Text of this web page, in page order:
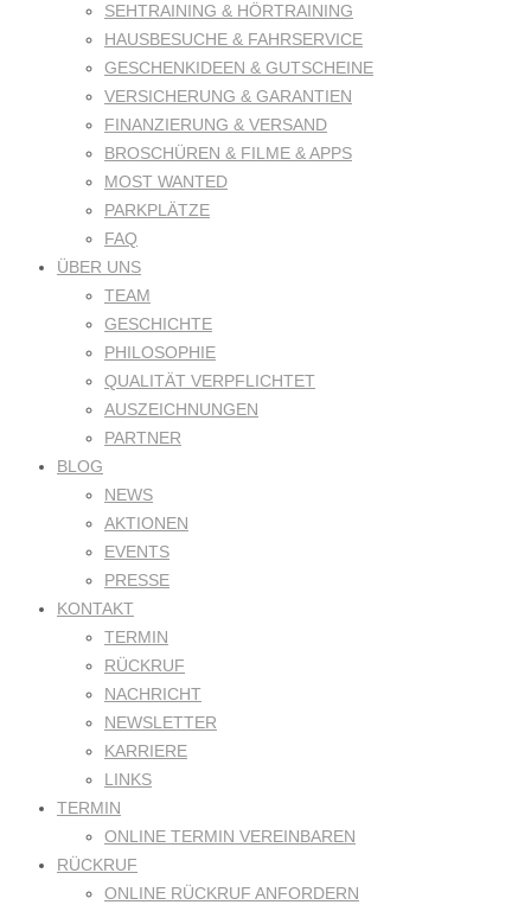
SEHTRAINING & HÖRTRAINING
HAUSBESUCHE & FAHRSERVICE
GESCHENKIDEEN & GUTSCHEINE
VERSICHERUNG & GARANTIEN
FINANZIERUNG & VERSAND
BROSCHÜREN & FILME & APPS
MOST WANTED
PARKPLÄTZE
FAQ
ÜBER UNS
TEAM
GESCHICHTE
PHILOSOPHIE
QUALITÄT VERPFLICHTET
AUSZEICHNUNGEN
PARTNER
BLOG
NEWS
AKTIONEN
EVENTS
PRESSE
KONTAKT
TERMIN
RÜCKRUF
NACHRICHT
NEWSLETTER
KARRIERE
LINKS
TERMIN
ONLINE TERMIN VEREINBAREN
RÜCKRUF
ONLINE RÜCKRUF ANFORDERN